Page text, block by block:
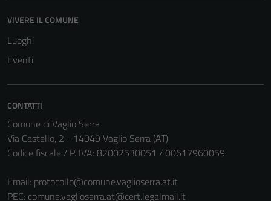
VIVERE IL COMUNE
Luoghi
Eventi
CONTATTI
Comune di Vaglio Serra
Via Castello, 2 - 14049 Vaglio Serra (AT)
Codice fiscale / P. IVA: 82002530051 / 00617960059
Email: protocollo@comune.vaglioserra.at.it
PEC: comune.vaglioserra.at@cert.legalmail.it
sono necessari
possono
essere
Questi cookie